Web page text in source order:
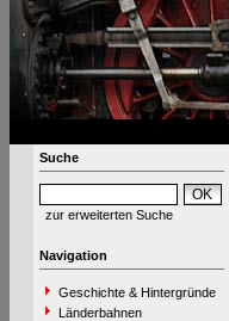
Suche
zur erweiterten Suche
Navigation
Geschichte & Hintergründe
Länderbahnen